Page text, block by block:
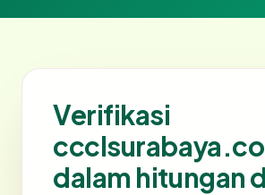
Verifikasi
dalam hitungan